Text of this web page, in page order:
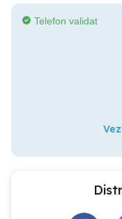
Telefon validat